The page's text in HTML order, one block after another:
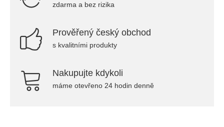
zdarma a bez rizika
Prověřený český obchod
s kvalitními produkty
Nakupujte kdykoli
máme otevřeno 24 hodin denně